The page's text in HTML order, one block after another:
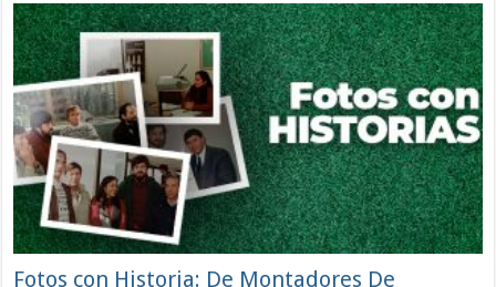
Fotos con Historia: De Montadores De